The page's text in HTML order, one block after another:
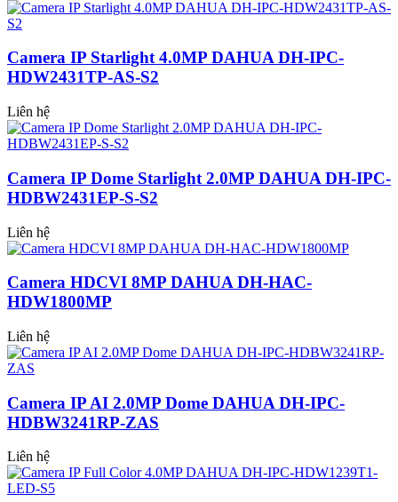
Camera IP Starlight 4.0MP DAHUA DH-IPC-
HDW2431TP-AS-S2
Liên hệ
Camera IP Dome Starlight 2.0MP DAHUA DH-IPC-
HDBW2431EP-S-S2
Liên hệ
Camera HDCVI 8MP DAHUA DH-HAC-
HDW1800MP
Liên hệ
Camera IP AI 2.0MP Dome DAHUA DH-IPC-
HDBW3241RP-ZAS
Liên hệ